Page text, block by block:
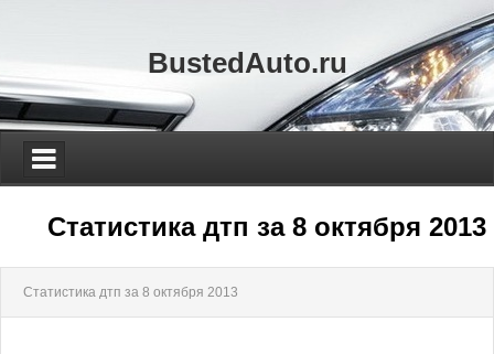
BustedAuto.ru
Статистика дтп за 8 октября 2013
Статистика дтп за 8 октября 2013